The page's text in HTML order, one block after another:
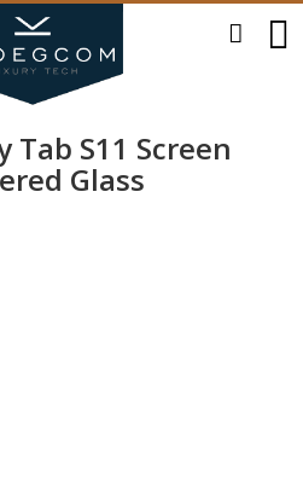
Tab S11 Screen
Glass